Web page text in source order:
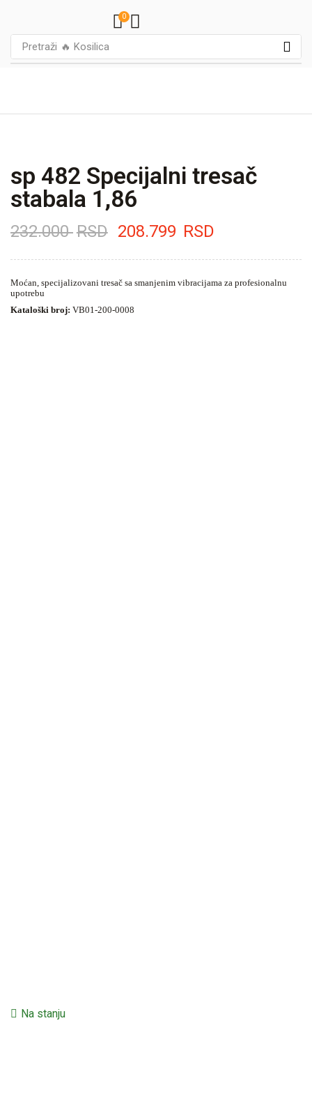
0
Pretraži 🔥 Kosilica
sp 482 Specijalni tresač
stabala 1,86
232.000RSD 208.799 RSD
Moćan, specijalizovani tresač sa smanjenim vibracijama za profesionalnu
upotrebu
Kataloški broj: VB01-200-0008
Na stanju